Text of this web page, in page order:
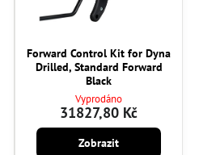
Forward Control Kit for Dyna
Drilled, Standard Forward
Black
Vyprodáno
31827,80 Kč
Zobrazit